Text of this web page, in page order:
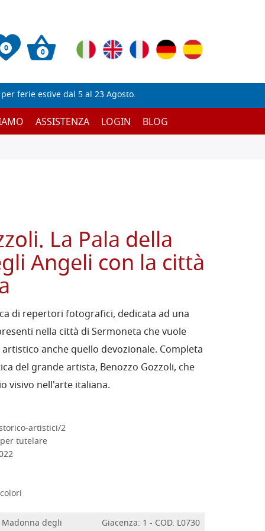
0 0
ferie estive dal 5 al 23 Agosto.
ASSISTENZA LOGIN BLOG
La Pala della
Angeli con la città
di repertori fotografici, dedicata ad una
nella città di Sermoneta che vuole
anche quello devozionale. Completa
del grande artista, Benozzo Gozzoli, che
visivo nell'arte italiana.
artistici/2
tutelare
Madonna degli
Giacenza: 1 - COD. L0730